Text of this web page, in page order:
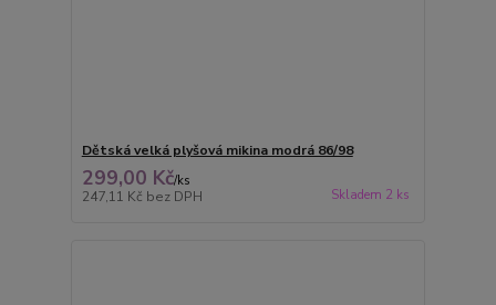
Dětská velká plyšová mikina modrá 86/98
299,00 Kč/ks
247,11 Kč bez DPH Skladem 2 ks